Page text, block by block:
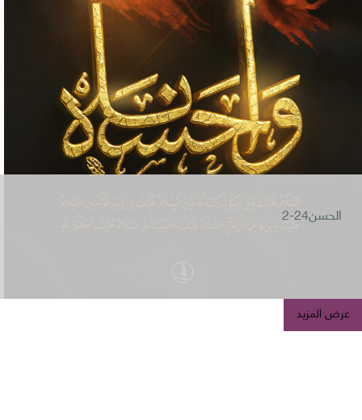
الحسن24-2
عرض المزيد